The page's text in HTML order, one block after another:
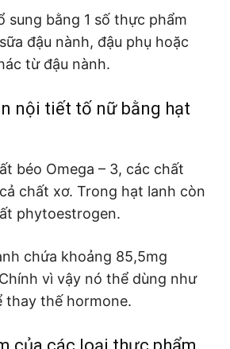
sung bằng 1 số thực phẩm
đậu nành, đậu phụ hoặc
từ đậu nành.
nội tiết tố nữ bằng hạt
béo Omega – 3, các chất
chất xơ. Trong hạt lanh còn
phytoestrogen.
chứa khoảng 85,5mg
Chính vì vậy nó thể dùng như
thay thế hormone.